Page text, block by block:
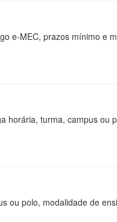
e-MEC, prazos mínimo e
horária, turma, campus ou
ou polo, modalidade de